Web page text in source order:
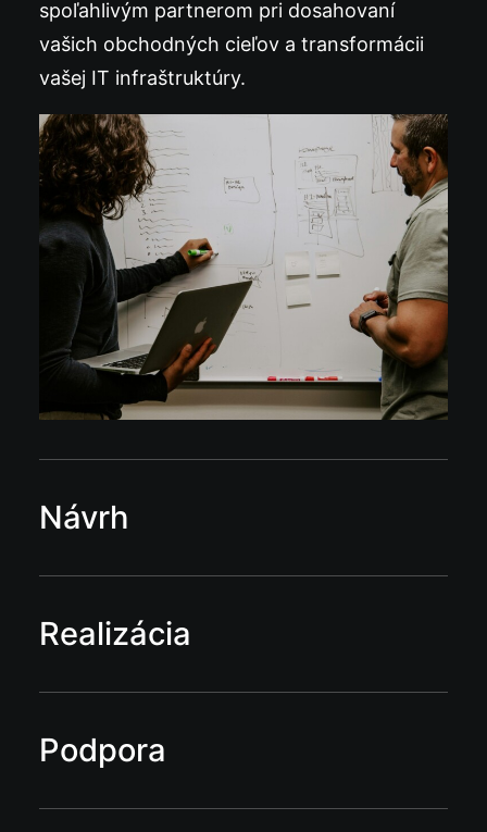
spoľahlivým partnerom pri dosahovaní
vašich obchodných cieľov a transformácii
vašej IT infraštruktúry.
Návrh
Realizácia
Podpora